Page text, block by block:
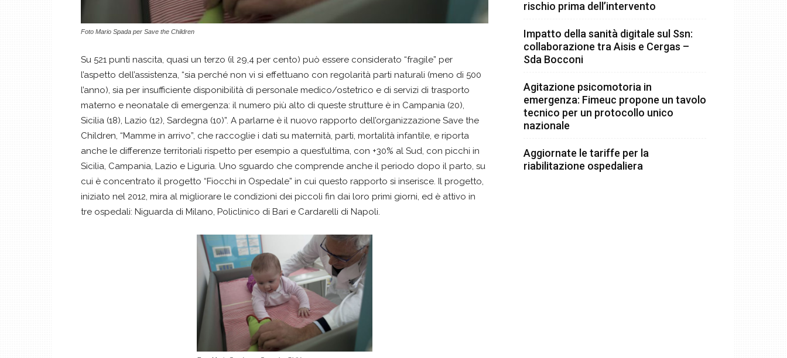
Foto Mario Spada per Save the Children
Su 521 punti nascita, quasi un terzo (il 29,4 per cento) può essere considerato “fragile” per
l’aspetto dell’assistenza, “sia perché non vi si effettuano con regolarità parti naturali (meno di 500
l’anno), sia per insufficiente disponibilità di personale medico/ostetrico e di servizi di trasporto
materno e neonatale di emergenza: il numero più alto di queste strutture è in Campania (20),
Sicilia (18), Lazio (12), Sardegna (10)”. A parlarne è il nuovo rapporto dell’organizzazione Save the
Children, “Mamme in arrivo”, che raccoglie i dati su maternità, parti, mortalità infantile, e riporta
anche le differenze territoriali rispetto per esempio a quest’ultima, con +30% al Sud, con picchi in
Sicilia, Campania, Lazio e Liguria. Uno sguardo che comprende anche il periodo dopo il parto, su
cui è concentrato il progetto “Fiocchi in Ospedale” in cui questo rapporto si inserisce. Il progetto,
iniziato nel 2012, mira al migliorare le condizioni dei piccoli fin dai loro primi giorni, ed è attivo in
tre ospedali: Niguarda di Milano, Policlinico di Bari e Cardarelli di Napoli.
rischio prima dell’intervento
Impatto della sanità digitale sul Ssn:
collaborazione tra Aisis e Cergas –
Sda Bocconi
Agitazione psicomotoria in
emergenza: Fimeuc propone un tavolo
tecnico per un protocollo unico
nazionale
Aggiornate le tariffe per la
riabilitazione ospedaliera